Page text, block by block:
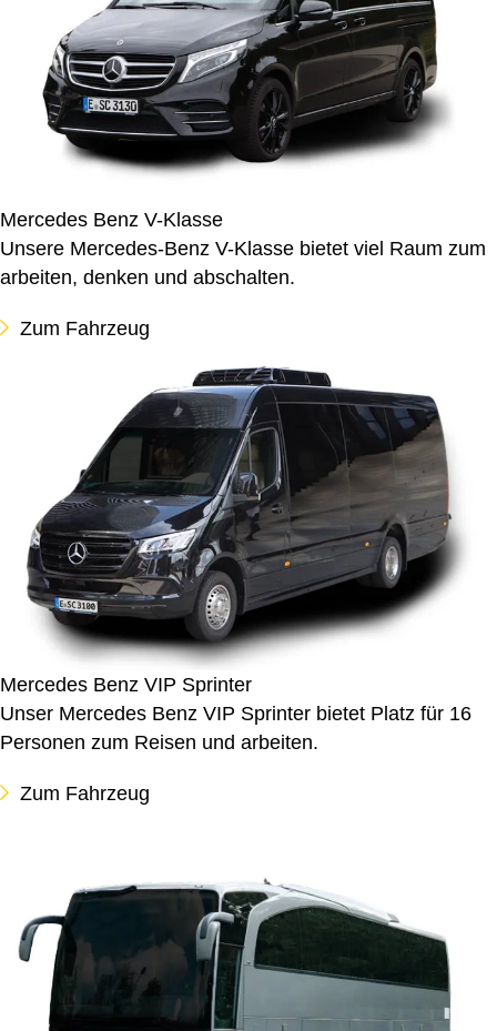
Mercedes Benz V-Klasse
Unsere Mercedes-Benz V-Klasse bietet viel Raum zum
arbeiten, denken und abschalten.
Zum Fahrzeug
Mercedes Benz VIP Sprinter
Unser Mercedes Benz VIP Sprinter bietet Platz für 16
Personen zum Reisen und arbeiten.
Zum Fahrzeug